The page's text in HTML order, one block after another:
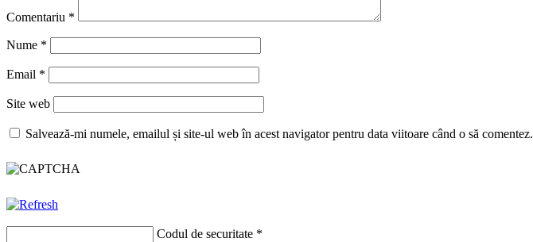
Comentariu *
Nume *
Email *
Site web
Salvează-mi numele, emailul și site-ul web în acest navigator pentru data viitoare când o să comentez.
Codul de securitate *